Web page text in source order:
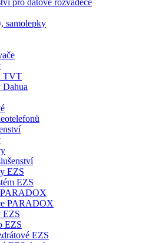
pro datové rozvaděče
samolepky
TVT
Dahua
EZS
EZS
PARADOX
EZS
EZS
EZS